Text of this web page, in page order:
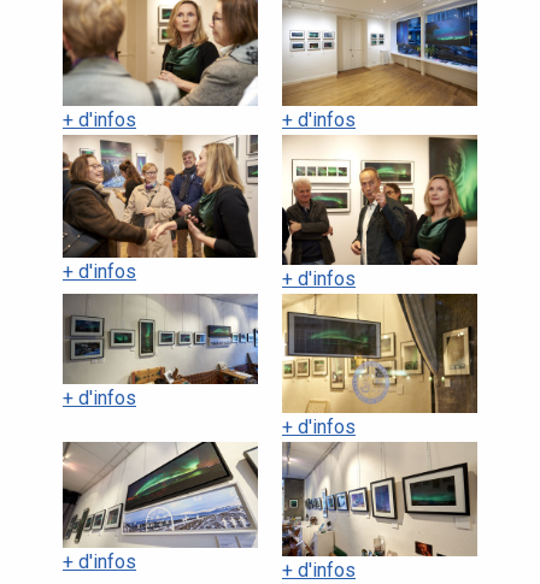
+ d'infos + d'infos
+ d'infos + d'infos
+ d'infos
+ d'infos
+ d'infos + d'infos